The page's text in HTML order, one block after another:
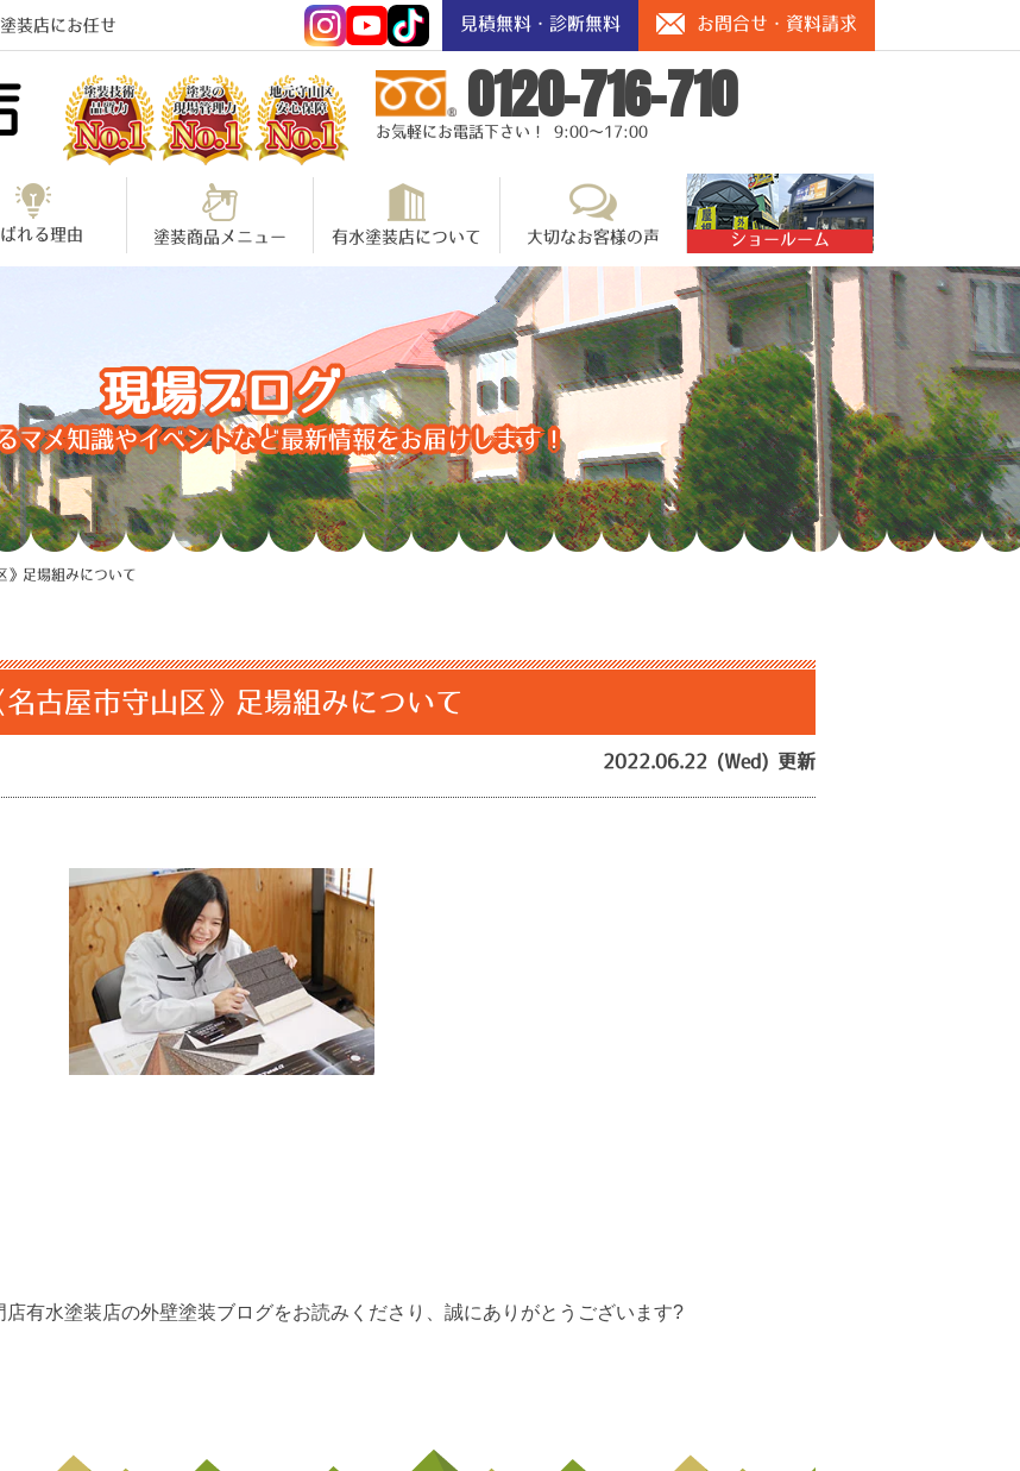
装店にお任せ 見積無料・診断無料 お問合せ・資料請求
0120-716-710
お気軽にお電話下さい！ 9:00～17:00
れる理由 塗装商品メニュー 有水塗装店について 大切なお客様の声 ショールーム
現場ブログ
マメ知識やイベントなど最新情報をお届けします！
》足場組みについて
名古屋市守山区》足場組みについて
2022.06.22 (Wed) 更新
有水塗装店の外壁塗装ブログをお読みくださり、誠にありがとうございます?